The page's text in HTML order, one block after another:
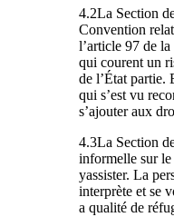
4.2La Section
Convention
l’article 97 de
qui courent un
de l’État partie.
qui s’est vu
s’ajouter aux
4.3La Section
informelle sur le
yassister. La
interprète et se
a qualité de